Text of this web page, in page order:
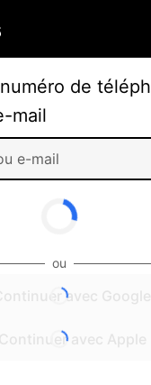
de
mail
ou
Continuer avec Google
Continuer avec Apple